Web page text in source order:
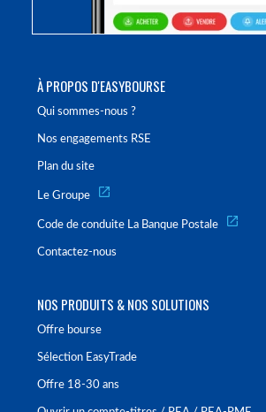
À PROPOS D'EASYBOURSE
Qui sommes-nous ?
Nos engagements RSE
Plan du site
Le Groupe
Code de conduite La Banque Postale
Contactez-nous
NOS PRODUITS & NOS SOLUTIONS
Offre bourse
Sélection EasyTrade
Offre 18-30 ans